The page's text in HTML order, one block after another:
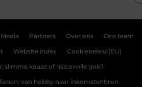
Partners Over ons Ons team
Website index Cookiebeleid (EU)
slimme keuze of risicovolle gok?
van hobby naar inkomstenbron